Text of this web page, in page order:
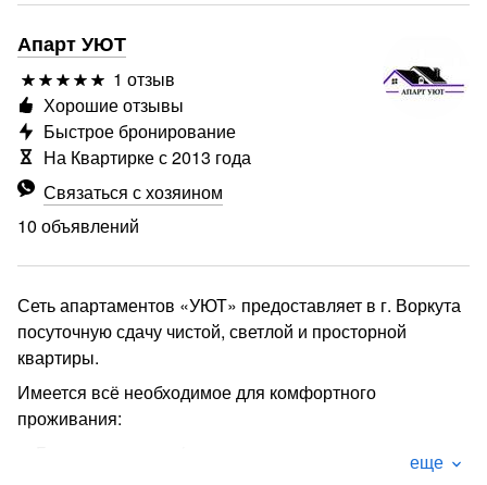
Апарт УЮТ
1 отзыв
Связаться с хозяином
10 объявлений
Хорошие отзывы
Быстрое бронирование
На Квартирке с 2013 года
Сеть апартаментов «УЮТ» предоставляет в г. Воркута
посуточную сдачу чистой, светлой и просторной
квартиры.
Имеется всё необходимое для комфортного
проживания:
посудомоечная машина, фен, телевизор, холодильник,
еще